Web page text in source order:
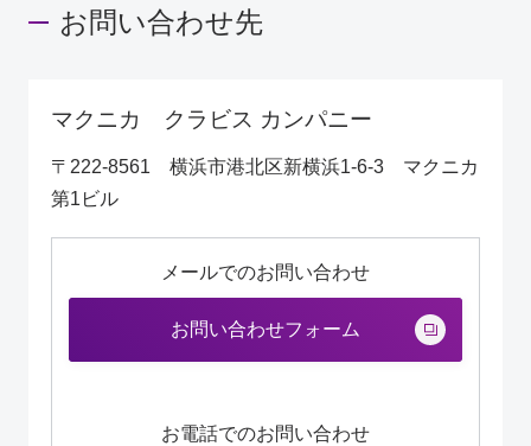
お問い合わせ先
マクニカ クラビス カンパニー
〒222-8561 横浜市港北区新横浜1-6-3 マクニカ
第1ビル
メールでのお問い合わせ
お問い合わせフォーム
お電話でのお問い合わせ